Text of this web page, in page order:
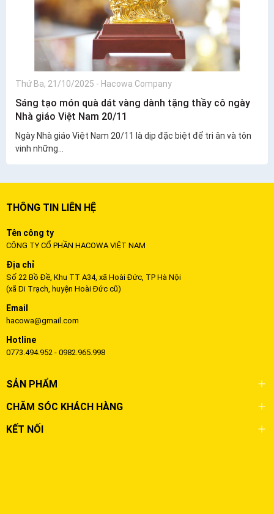
Thứ Ba, 21/10/2025 - Hacowa Company
Sáng tạo món quà dát vàng dành tặng thầy cô ngày
Nhà giáo Việt Nam 20/11
Ngày Nhà giáo Việt Nam 20/11 là dịp đặc biệt để tri ân và tôn
vinh những...
THÔNG TIN LIÊN HỆ
Tên công ty
CÔNG TY CỔ PHẦN HACOWA VIỆT NAM
Địa chỉ
Số 22 Bồ Đề, Khu TT A34, xã Hoài Đức, TP Hà Nội
(xã Di Trạch, huyện Hoài Đức cũ)
Email
hacowa@gmail.com
Hotline
0773.494.952 - 0982.965.998
SẢN PHẨM
CHĂM SÓC KHÁCH HÀNG
KẾT NỐI